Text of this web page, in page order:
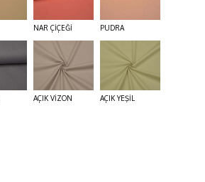
NAR ÇİÇEĞİ PUDRA
AÇIK VİZON AÇIK YEŞİL